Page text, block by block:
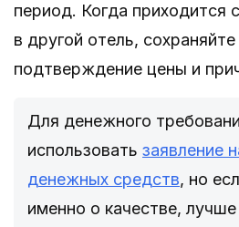
период. Когда приходится
в другой отель, сохраняйте
подтверждение цены и
Для денежного
использовать заявление
денежных средств, но
именно о качестве,